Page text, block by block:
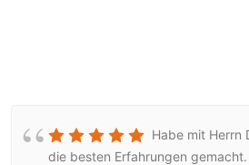
Habe mit Herrn
die besten Erfahrungen